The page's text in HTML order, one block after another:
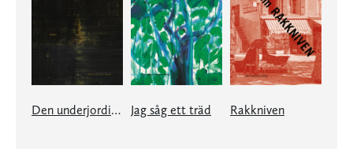
Den underjordiska floden Jag såg ett träd Rakkniven